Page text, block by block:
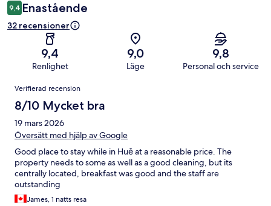
9,4 Enastående
32 recensioner
9,4
Renlighet
9,0
Läge
9,8
Personal och service
Recensioner
Verifierad recension
8/10 Mycket bra
19 mars 2026
Översätt med hjälp av Google
Good place to stay while in Huě at a reasonable price. The
property needs to some as well as a good cleaning, but its
centrally located, breakfast was good and the staff are
outstanding
James, 1 natts resa